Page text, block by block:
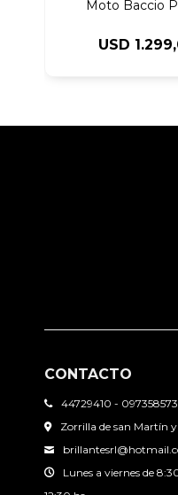
Moto Baccio
USD
CONTACTO
44729410 - 097358573
Zorrilla de san Martín
Lunes a viernes de